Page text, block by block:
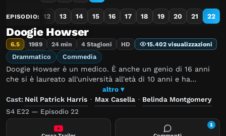
EPISODIO:
10 11 12 13 14 15 16 17 18 19 20 21 22
Doogie Howser
6.5 1989 24 min 4 Stagioni HD 15.402 visualizzazioni
Drammatico Commedia
Doogie Howser è un medico. È anche un genio di 16 anni
che si è laureato all'università all'età di 10 anni e ha
terminato la scuola di medicina all'età di 14 anni. Ma è
ancora un adolescente, con normali amici e problemi da
adolescente. Ma a differenza di un adolescente normale,
sta solo imparando a guidare mentre si consulta anche su
casi medici seri come i trapianti di cuore.
altro ▾
Cast: Neil Patrick Harris · Max Casella · Belinda Montgomery
S4 E22 — Episodio 22
1